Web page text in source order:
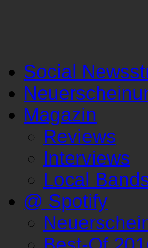
Social
Magazin
Reviews
Interviews
Local
@ Spotify